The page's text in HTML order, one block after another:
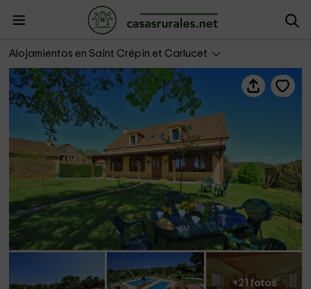
Alojamientos en Saint Crépin et Carlucet
Combas Village de Gîtes- Robhéline
+21 fotos